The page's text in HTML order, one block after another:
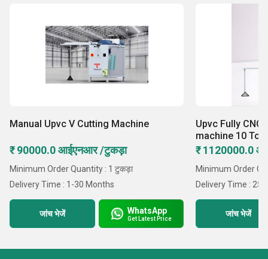
Manual Upvc V Cutting Machine
₹ 90000.0 आईएनआर /टुकड़ा
Minimum Order Quantity : 1 टुकड़ा
Delivery Time : 1-30 Months
जांच भेजें WhatsApp
Get Latest Price
Upvc Fully
machine 10
₹ 1120000.0
Minimum Order
Delivery Time : 25
जांच भेजें